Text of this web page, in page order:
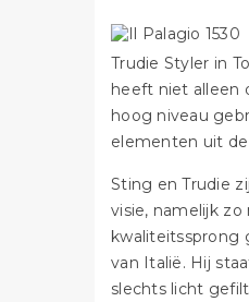
Trudie Styler in
heeft niet alleen
hoog niveau
elementen uit
Sting en Trudie
visie, namelijk
kwaliteitssprong
van Italië. Hij
slechts licht